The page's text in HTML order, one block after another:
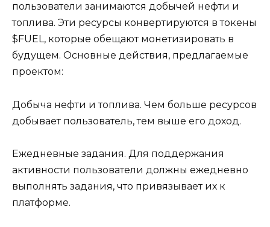
пользователи занимаются добычей нефти и
топлива. Эти ресурсы конвертируются в токены
$FUEL, которые обещают монетизировать в
будущем. Основные действия, предлагаемые
проектом:
Добыча нефти и топлива. Чем больше ресурсов
добывает пользователь, тем выше его доход.
Ежедневные задания. Для поддержания
активности пользователи должны ежедневно
выполнять задания, что привязывает их к
платформе.